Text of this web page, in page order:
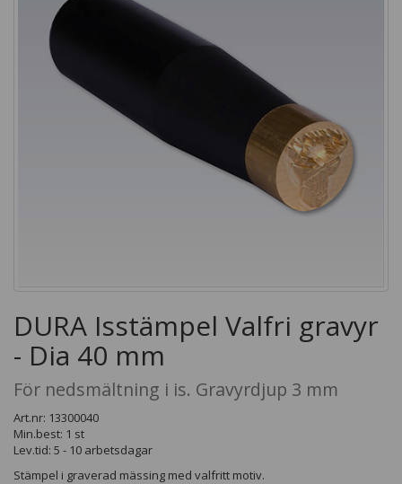
DURA Isstämpel Valfri gravyr
- Dia 40 mm
För nedsmältning i is. Gravyrdjup 3 mm
Art.nr: 13300040
Min.best: 1 st
Lev.tid: 5 - 10 arbetsdagar
Stämpel i graverad mässing med valfritt motiv.